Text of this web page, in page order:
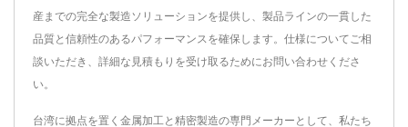
産までの完全な製造ソリューションを提供し、製品ラインの一貫した
品質と信頼性のあるパフォーマンスを確保します。仕様についてご相
談いただき、詳細な見積もりを受け取るためにお問い合わせくださ
い。
台湾に拠点を置く金属加工と精密製造の専門メーカーとして、私たち